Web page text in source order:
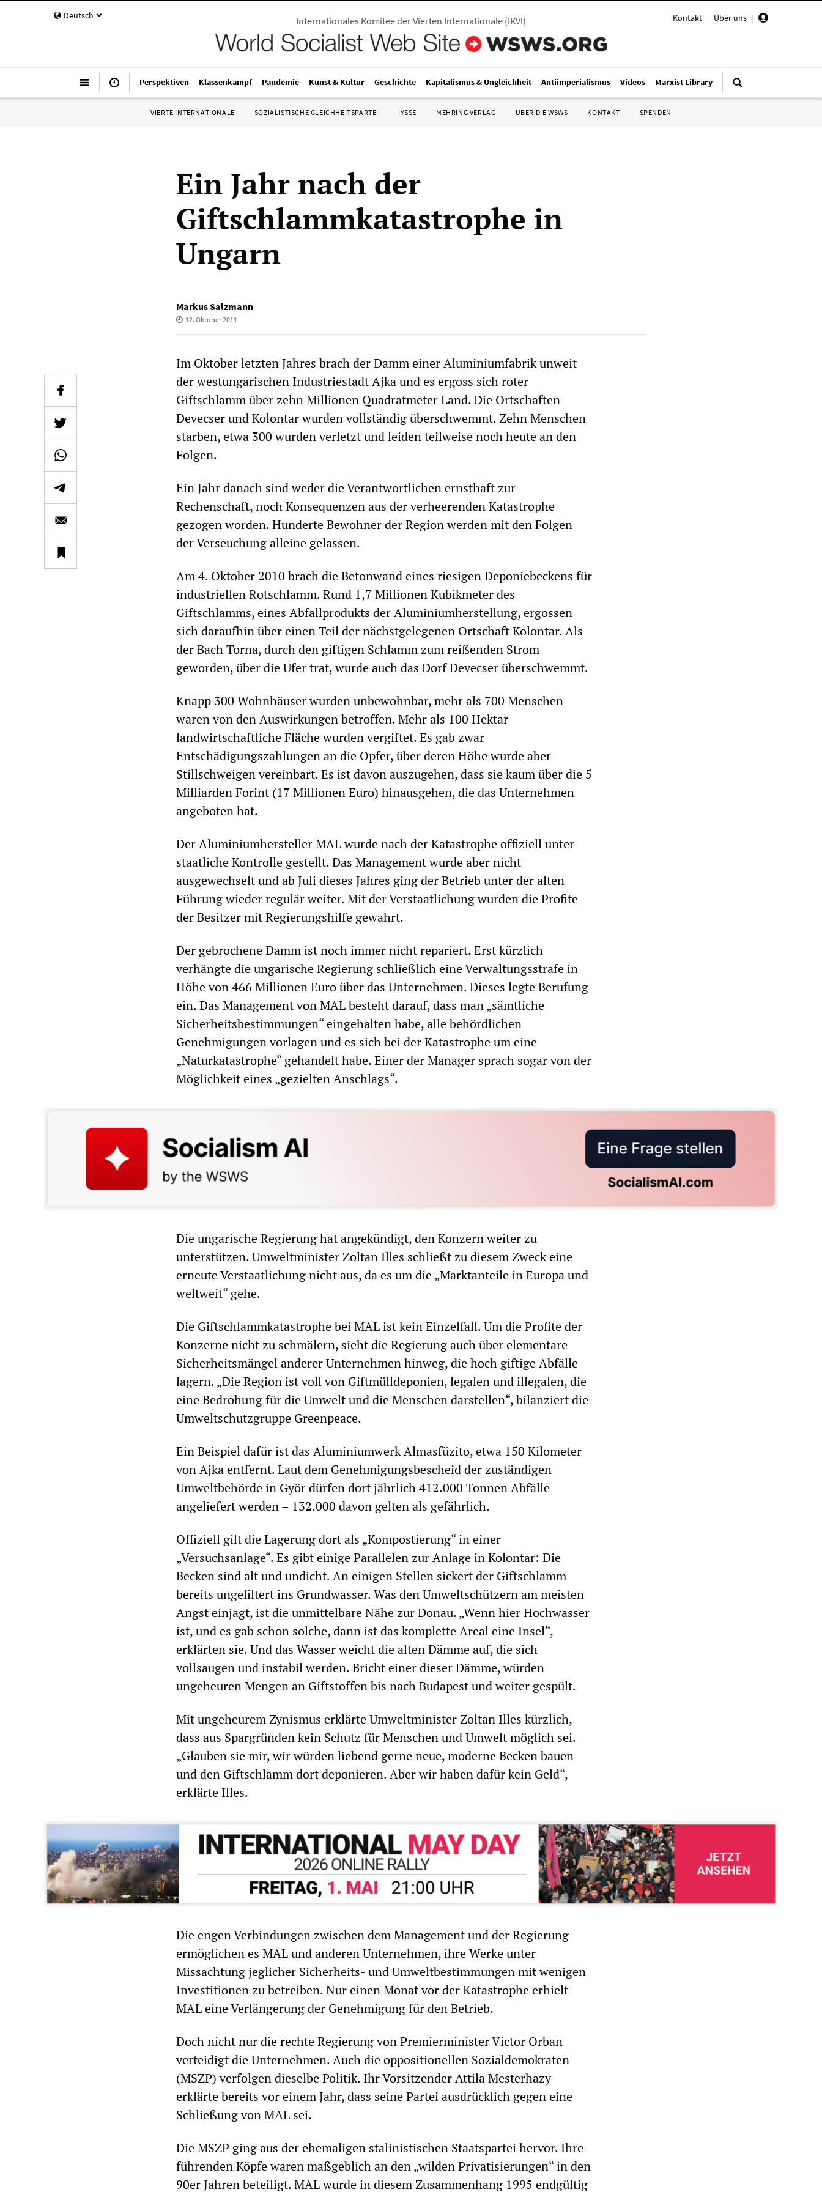
Deutsch Kontakt | Über uns |
Internationales Komitee der Vierten Internationale (IKVI)
Perspektiven Klassenkampf Pandemie Kunst & Kultur Geschichte Kapitalismus & Ungleichheit Antiimperialismus Videos Marxist Library
VIERTE INTERNATIONALE SOZIALISTISCHE GLEICHHEITSPARTEI IYSSE MEHRING VERLAG ÜBER DIE WSWS KONTAKT SPENDEN
Ein Jahr nach der
Giftschlammkatastrophe in
Ungarn
Markus Salzmann
12. Oktober 2011
Im Oktober letzten Jahres brach der Damm einer Aluminiumfabrik unweit
der westungarischen Industriestadt Ajka und es ergoss sich roter
Giftschlamm über zehn Millionen Quadratmeter Land. Die Ortschaften
Devecser und Kolontar wurden vollständig überschwemmt. Zehn Menschen
starben, etwa 300 wurden verletzt und leiden teilweise noch heute an den
Folgen.
Ein Jahr danach sind weder die Verantwortlichen ernsthaft zur
Rechenschaft, noch Konsequenzen aus der verheerenden Katastrophe
gezogen worden. Hunderte Bewohner der Region werden mit den Folgen
der Verseuchung alleine gelassen.
Am 4. Oktober 2010 brach die Betonwand eines riesigen Deponiebeckens für
industriellen Rotschlamm. Rund 1,7 Millionen Kubikmeter des
Giftschlamms, eines Abfallprodukts der Aluminiumherstellung, ergossen
sich daraufhin über einen Teil der nächstgelegenen Ortschaft Kolontar. Als
der Bach Torna, durch den giftigen Schlamm zum reißenden Strom
geworden, über die Ufer trat, wurde auch das Dorf Devecser überschwemmt.
Knapp 300 Wohnhäuser wurden unbewohnbar, mehr als 700 Menschen
waren von den Auswirkungen betroffen. Mehr als 100 Hektar
landwirtschaftliche Fläche wurden vergiftet. Es gab zwar
Entschädigungszahlungen an die Opfer, über deren Höhe wurde aber
Stillschweigen vereinbart. Es ist davon auszugehen, dass sie kaum über die 5
Milliarden Forint (17 Millionen Euro) hinausgehen, die das Unternehmen
angeboten hat.
Der Aluminiumhersteller MAL wurde nach der Katastrophe offiziell unter
staatliche Kontrolle gestellt. Das Management wurde aber nicht
ausgewechselt und ab Juli dieses Jahres ging der Betrieb unter der alten
Führung wieder regulär weiter. Mit der Verstaatlichung wurden die Profite
der Besitzer mit Regierungshilfe gewahrt.
Der gebrochene Damm ist noch immer nicht repariert. Erst kürzlich
verhängte die ungarische Regierung schließlich eine Verwaltungsstrafe in
Höhe von 466 Millionen Euro über das Unternehmen. Dieses legte Berufung
ein. Das Management von MAL besteht darauf, dass man „sämtliche
Sicherheitsbestimmungen“ eingehalten habe, alle behördlichen
Genehmigungen vorlagen und es sich bei der Katastrophe um eine
„Naturkatastrophe“ gehandelt habe. Einer der Manager sprach sogar von der
Möglichkeit eines „gezielten Anschlags“.
Die ungarische Regierung hat angekündigt, den Konzern weiter zu
unterstützen. Umweltminister Zoltan Illes schließt zu diesem Zweck eine
erneute Verstaatlichung nicht aus, da es um die „Marktanteile in Europa und
weltweit“ gehe.
Die Giftschlammkatastrophe bei MAL ist kein Einzelfall. Um die Profite der
Konzerne nicht zu schmälern, sieht die Regierung auch über elementare
Sicherheitsmängel anderer Unternehmen hinweg, die hoch giftige Abfälle
lagern. „Die Region ist voll von Giftmülldeponien, legalen und illegalen, die
eine Bedrohung für die Umwelt und die Menschen darstellen“, bilanziert die
Umweltschutzgruppe Greenpeace.
Ein Beispiel dafür ist das Aluminiumwerk Almasfüzito, etwa 150 Kilometer
von Ajka entfernt. Laut dem Genehmigungsbescheid der zuständigen
Umweltbehörde in Györ dürfen dort jährlich 412.000 Tonnen Abfälle
angeliefert werden – 132.000 davon gelten als gefährlich.
Offiziell gilt die Lagerung dort als „Kompostierung“ in einer
„Versuchsanlage“. Es gibt einige Parallelen zur Anlage in Kolontar: Die
Becken sind alt und undicht. An einigen Stellen sickert der Giftschlamm
bereits ungefiltert ins Grundwasser. Was den Umweltschützern am meisten
Angst einjagt, ist die unmittelbare Nähe zur Donau. „Wenn hier Hochwasser
ist, und es gab schon solche, dann ist das komplette Areal eine Insel“,
erklärten sie. Und das Wasser weicht die alten Dämme auf, die sich
vollsaugen und instabil werden. Bricht einer dieser Dämme, würden
ungeheuren Mengen an Giftstoffen bis nach Budapest und weiter gespült.
Mit ungeheurem Zynismus erklärte Umweltminister Zoltan Illes kürzlich,
dass aus Spargründen kein Schutz für Menschen und Umwelt möglich sei.
„Glauben sie mir, wir würden liebend gerne neue, moderne Becken bauen
und den Giftschlamm dort deponieren. Aber wir haben dafür kein Geld“,
erklärte Illes.
Die engen Verbindungen zwischen dem Management und der Regierung
ermöglichen es MAL und anderen Unternehmen, ihre Werke unter
Missachtung jeglicher Sicherheits- und Umweltbestimmungen mit wenigen
Investitionen zu betreiben. Nur einen Monat vor der Katastrophe erhielt
MAL eine Verlängerung der Genehmigung für den Betrieb.
Doch nicht nur die rechte Regierung von Premierminister Victor Orban
verteidigt die Unternehmen. Auch die oppositionellen Sozialdemokraten
(MSZP) verfolgen dieselbe Politik. Ihr Vorsitzender Attila Mesterhazy
erklärte bereits vor einem Jahr, dass seine Partei ausdrücklich gegen eine
Schließung von MAL sei.
Die MSZP ging aus der ehemaligen stalinistischen Staatspartei hervor. Ihre
führenden Köpfe waren maßgeblich an den „wilden Privatisierungen“ in den
90er Jahren beteiligt. MAL wurde in diesem Zusammenhang 1995 endgültig